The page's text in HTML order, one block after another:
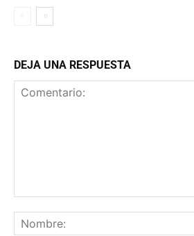
DEJA UNA RESPUESTA